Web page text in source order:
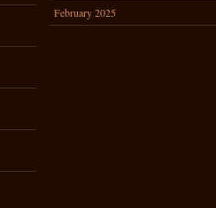
February 2025